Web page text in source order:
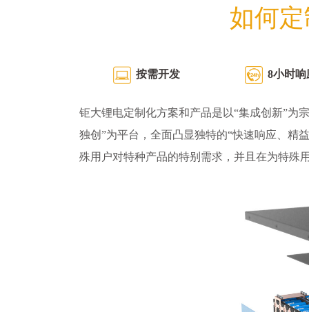
如何
按需开发 8小时响
钜大锂电定制化方案和产品是以“集成创新”为
独创”为平台，全面凸显独特的“快速响应、精
殊用户对特种产品的特别需求，并且在为特殊